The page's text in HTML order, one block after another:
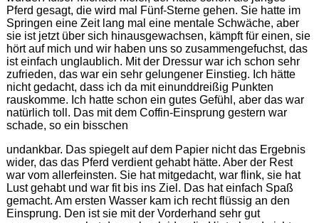
Pferd gesagt, die wird mal Fünf-Sterne gehen. Sie hatte im
Springen eine Zeit lang mal eine mentale Schwäche, aber
sie ist jetzt über sich hinausgewachsen, kämpft für einen, sie
hört auf mich und wir haben uns so zusammengefuchst, das
ist einfach unglaublich. Mit der Dressur war ich schon sehr
zufrieden, das war ein sehr gelungener Einstieg. Ich hätte
nicht gedacht, dass ich da mit einunddreißig Punkten
rauskomme. Ich hatte schon ein gutes Gefühl, aber das war
natürlich toll. Das mit dem Coffin-Einsprung gestern war
schade, so ein bisschen
undankbar. Das spiegelt auf dem Papier nicht das Ergebnis
wider, das das Pferd verdient gehabt hätte. Aber der Rest
war vom allerfeinsten. Sie hat mitgedacht, war flink, sie hat
Lust gehabt und war fit bis ins Ziel. Das hat einfach Spaß
gemacht. Am ersten Wasser kam ich recht flüssig an den
Einsprung. Den ist sie mit der Vorderhand sehr gut